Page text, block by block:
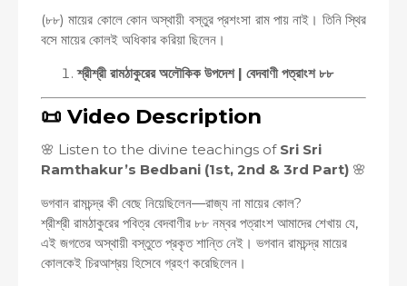
(৮৮) মায়ের কোলে কোন অস্থায়ী বস্তুর প্রশংসা রাম পায় নাই। তিনি স্থির
বসে মায়ের কোলই অধিকার করিয়া ছিলেন।
শ্রীশ্রী রামঠাকুরের অলৌকিক উপদেশ | বেদবাণী পত্রাংশ ৮৮
📜 Video Description
🌸 Listen to the divine teachings of Sri Sri
Ramthakur’s Bedbani (1st, 2nd & 3rd Part) 🌸
ভগবান রামচন্দ্র কী বেছে নিয়েছিলেন—রাজ্য না মায়ের কোল?
শ্রীশ্রী রামঠাকুরের পবিত্র বেদবাণীর ৮৮ নম্বর পত্রাংশ আমাদের শেখায় যে,
এই জগতের অস্থায়ী বস্তুতে প্রকৃত শান্তি নেই। ভগবান রামচন্দ্র মায়ের
কোলকেই চিরআশ্রয় হিসেবে গ্রহণ করেছিলেন।